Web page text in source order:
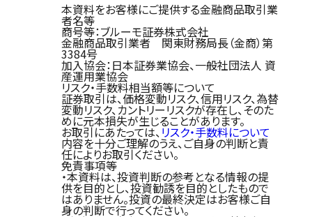
本資料をお客様にご提供する金融商品取引業
者名等
商号等：ブルーモ証券株式会社
金融商品取引業者 関東財務局長（金商）第
3384号
加入協会：日本証券業協会、一般社団法人 資
産運用業協会
リスク・手数料相当額等について
証券取引は、価格変動リスク、信用リスク、為替
変動リスク、カントリーリスクが存在し、そのた
めに元本損失が生じることがあります。
お取引にあたっては、リスク・手数料について
内容を十分ご理解のうえ、ご自身の判断と責
任によりお取引ください。
免責事項等
・本資料は、投資判断の参考となる情報の提
供を目的とし、投資勧誘を目的としたもので
はありません。投資の最終決定はお客様ご自
身の判断で行ってください。